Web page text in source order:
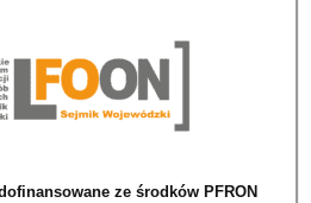
ze środków PFRON